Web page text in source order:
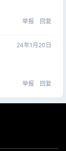
举报 回复
24年1月20日
举报 回复